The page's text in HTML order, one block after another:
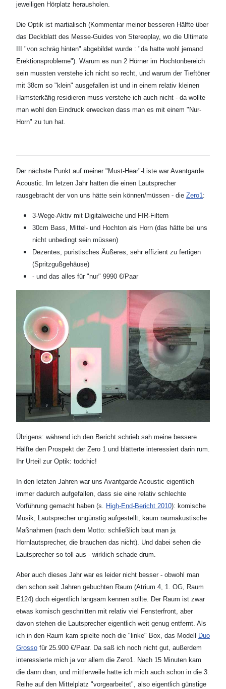
jeweiligen Hörplatz herausholen.
Die Optik ist martialisch (Kommentar meiner besseren Hälfte über
das Deckblatt des Messe-Guides von Stereoplay, wo die Ultimate
III "von schräg hinten" abgebildet wurde : "da hatte wohl jemand
Erektionsprobleme"). Warum es nun 2 Hörner im Hochtonbereich
sein mussten verstehe ich nicht so recht, und warum der Tieftöner
mit 38cm so "klein" ausgefallen ist und in einem relativ kleinen
Hamsterkäfig residieren muss verstehe ich auch nicht - da wollte
man wohl den Eindruck erwecken dass man es mit einem "Nur-
Horn" zu tun hat.
Der nächste Punkt auf meiner "Must-Hear"-Liste war Avantgarde
Acoustic. Im letzen Jahr hatten die einen Lautsprecher
rausgebracht der von uns hätte sein können/müssen - die Zero1:
3-Wege-Aktiv mit Digitalweiche und FIR-Filtern
30cm Bass, Mittel- und Hochton als Horn (das hätte bei uns
nicht unbedingt sein müssen)
Dezentes, puristisches Äußeres, sehr effizient zu fertigen
(Spritzgußgehäuse)
- und das alles für "nur" 9990 €/Paar
Übrigens: während ich den Bericht schrieb sah meine bessere
Hälfte den Prospekt der Zero 1 und blätterte interessiert darin rum.
Ihr Urteil zur Optik: todchic!
In den letzten Jahren war uns Avantgarde Acoustic eigentlich
immer dadurch aufgefallen, dass sie eine relativ schlechte
Vorführung gemacht haben (s.
High-End-Bericht 2010): komische
Musik, Lautsprecher ungünstig aufgestellt, kaum raumakustische
Maßnahmen (nach dem Motto: schließlich baut man ja
Hornlautsprecher, die brauchen das nicht). Und dabei sehen die
Lautsprecher so toll aus - wirklich schade drum.
Aber auch dieses Jahr war es leider nicht besser - obwohl man
den schon seit Jahren gebuchten Raum (Atrium 4, 1. OG, Raum
E124) doch eigentlich langsam kennen sollte. Der Raum ist zwar
etwas komisch geschnitten mit relativ viel Fensterfront, aber
davon stehen die Lautsprecher eigentlich weit genug entfernt. Als
ich in den Raum kam spielte noch die "linke" Box, das Modell
Duo
Grosso für 25.900 €/Paar. Da saß ich noch nicht gut, außerdem
interessierte mich ja vor allem die Zero1. Nach 15 Minuten kam
die dann dran, und mittlerweile hatte ich mich auch schon in die 3.
Reihe auf den Mittelplatz "vorgearbeitet", also eigentlich günstige